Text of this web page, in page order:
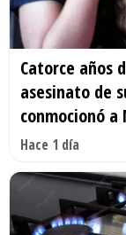
Catorce años
asesinato de
conmocionó a
Hace 1 día